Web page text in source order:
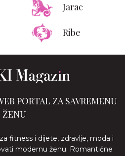
Jarac
Ribe
PORTAL ZA SAVREMENU
ŽENU
fitness i dijete, zdravlje, moda i
modernu ženu. Romantične